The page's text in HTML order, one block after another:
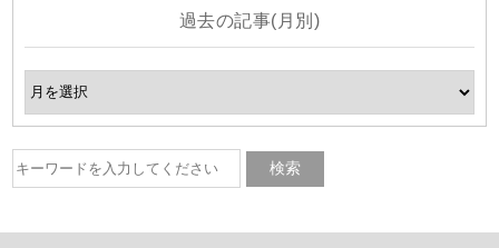
過去の記事(月別)